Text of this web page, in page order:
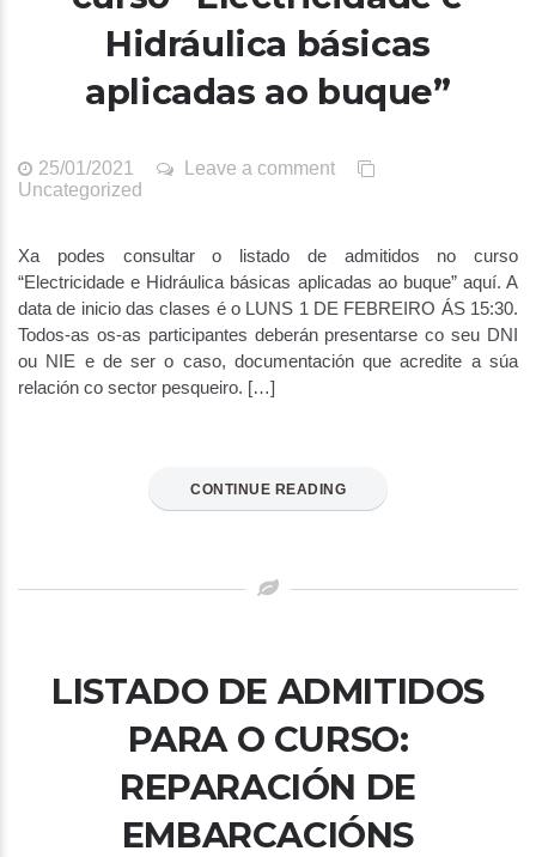
Hidráulica básicas
aplicadas ao buque”
25/01/2021
Leave a comment
Uncategorized
Xa podes consultar o listado de admitidos no curso
“Electricidade e Hidráulica básicas aplicadas ao buque” aquí. A
data de inicio das clases é o LUNS 1 DE FEBREIRO ÁS 15:30.
Todos-as os-as participantes deberán presentarse co seu DNI
ou NIE e de ser o caso, documentación que acredite a súa
relación co sector pesqueiro. […]
CONTINUE READING
LISTADO DE ADMITIDOS
PARA O CURSO:
REPARACIÓN DE
EMBARCACIÓNS